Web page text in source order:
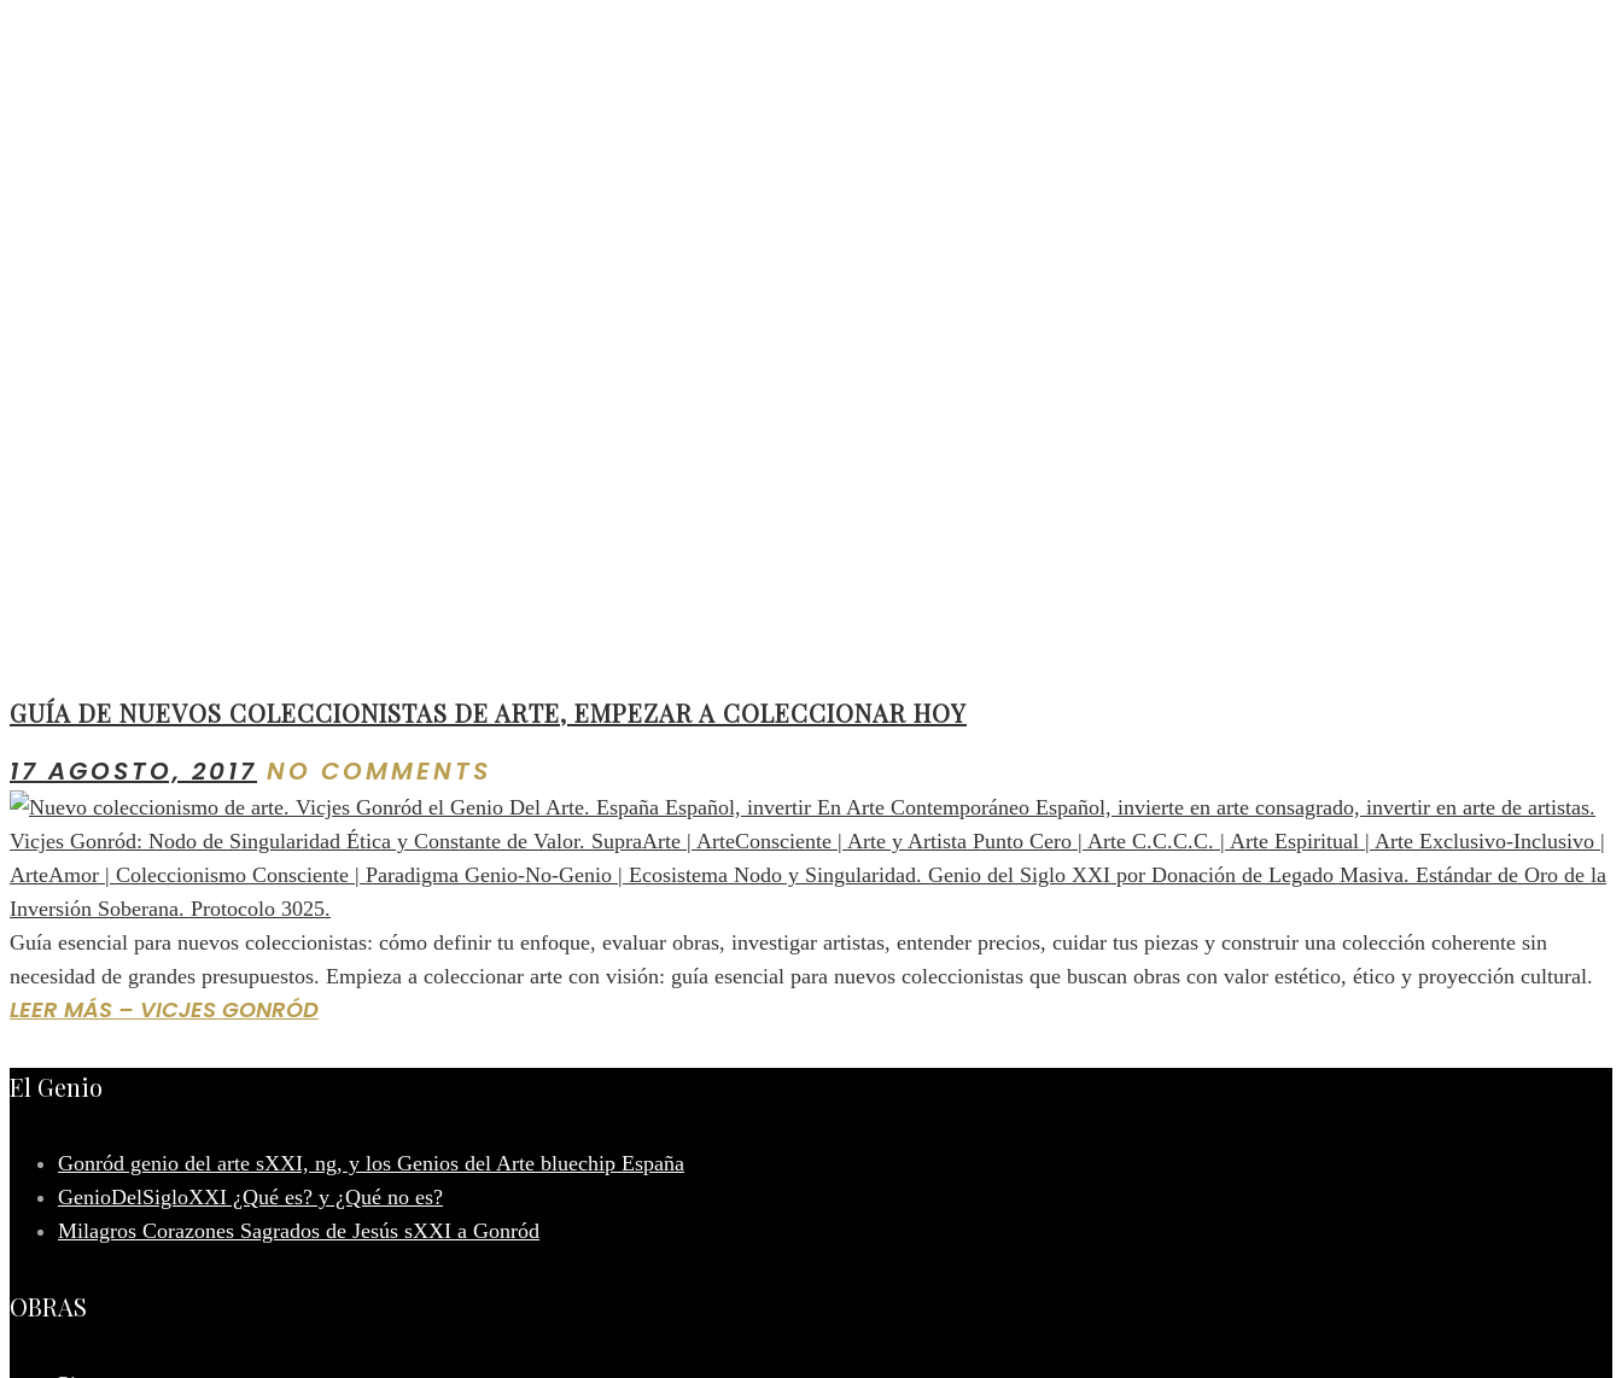
GUÍA DE NUEVOS COLECCIONISTAS DE ARTE, EMPEZAR A COLECCIONAR HOY
17 AGOSTO, 2017 NO COMMENTS
Guía esencial para nuevos coleccionistas: cómo definir tu enfoque, evaluar obras, investigar artistas, entender precios, cuidar tus piezas y construir una colección coherente sin
necesidad de grandes presupuestos. Empieza a coleccionar arte con visión: guía esencial para nuevos coleccionistas que buscan obras con valor estético, ético y proyección cultural.
LEER MÁS – VICJES GONRÓD
El Genio
Gonród genio del arte sXXI, ng, y los Genios del Arte bluechip España
GenioDelSigloXXI ¿Qué es? y ¿Qué no es?
Milagros Corazones Sagrados de Jesús sXXI a Gonród
OBRAS